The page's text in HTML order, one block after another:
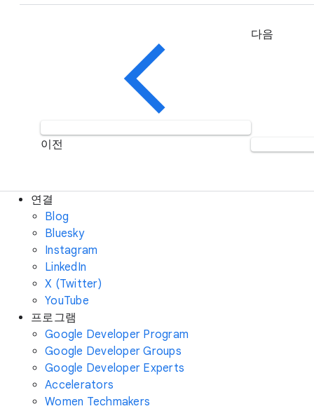
이전
다음
연결
Blog
Bluesky
Instagram
LinkedIn
X (Twitter)
YouTube
프로그램
Google Developer Program
Google Developer Groups
Google Developer Experts
Accelerators
Women Techmakers